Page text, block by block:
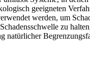
geeigneten
werden, um
zu
natürlicher